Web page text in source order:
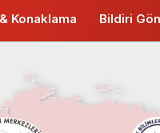
Konaklama Bildiri